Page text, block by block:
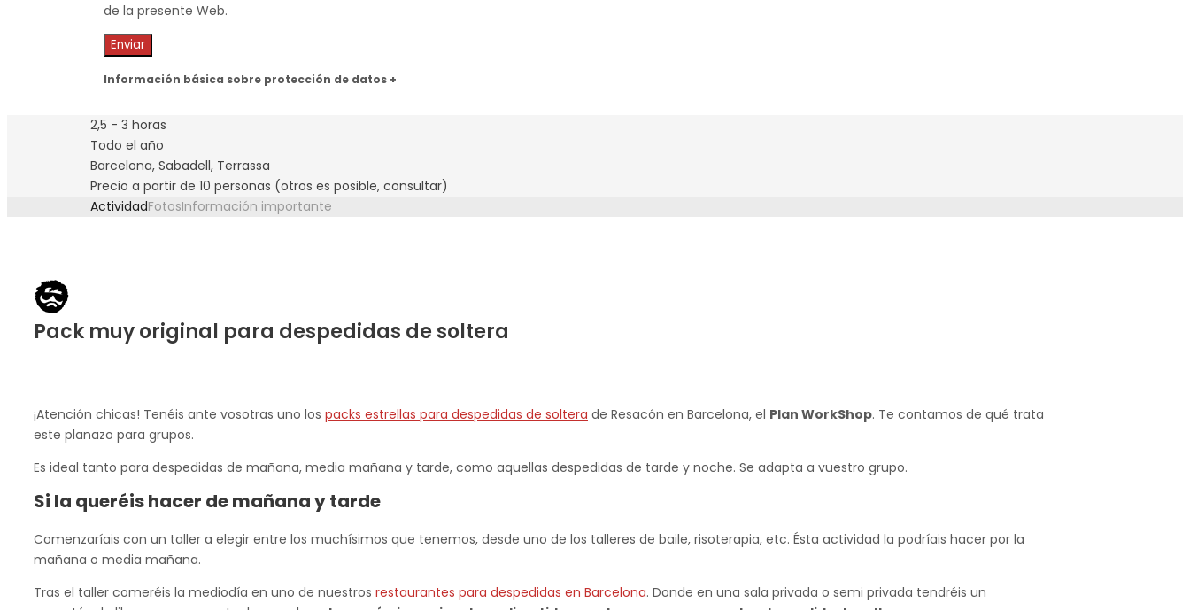
de la presente Web.
Información básica sobre protección de datos +
2,5 - 3 horas
Todo el año
Barcelona, Sabadell, Terrassa
Precio a partir de 10 personas (otros es posible, consultar)
ActividadFotosInformación importante
Pack muy original para despedidas de soltera
¡Atención chicas! Tenéis ante vosotras uno los packs estrellas para despedidas de soltera de Resacón en Barcelona, el Plan WorkShop. Te contamos de qué trata
este planazo para grupos.
Es ideal tanto para despedidas de mañana, media mañana y tarde, como aquellas despedidas de tarde y noche. Se adapta a vuestro grupo.
Si la queréis hacer de mañana y tarde
Comenzaríais con un taller a elegir entre los muchísimos que tenemos, desde uno de los talleres de baile, risoterapia, etc. Ésta actividad la podríais hacer por la
mañana o media mañana.
Tras el taller comeréis la mediodía en uno de nuestros restaurantes para despedidas en Barcelona. Donde en una sala privada o semi privada tendréis un